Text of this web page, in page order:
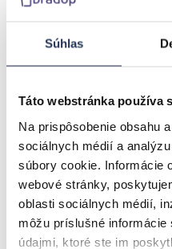
Súhlas
Táto webstránka používa
Na prispôsobenie obsahu
sociálnych médií a
súbory cookie. Informácie
webové stránky,
oblasti sociálnych médií,
môžu príslušné
údajmi, ktoré ste im
Nová
Spálňa
Postele
Komody
Ostatní
Záhrada
LOFT
Látky
VÝPREDAJ